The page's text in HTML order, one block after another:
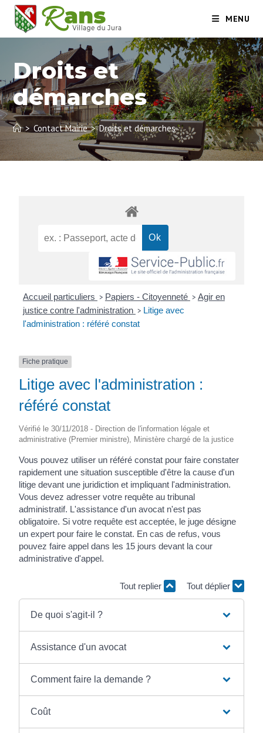
MENU
Droits et
démarches
> Contact Mairie > Droits et démarches
Accueil particuliers > Papiers - Citoyenneté > Agir en
justice contre l'administration > Litige avec
l'administration : référé constat
Fiche pratique
Litige avec l'administration :
référé constat
Vérifié le 30/11/2018 - Direction de l'information légale et
administrative (Premier ministre), Ministère chargé de la justice
Vous pouvez utiliser un référé constat pour faire constater
rapidement une situation susceptible d'être la cause d'un
litige devant une juridiction et impliquant l'administration.
Vous devez adresser votre requête au tribunal
administratif. L'assistance d'un avocat n'est pas
obligatoire. Si votre requête est acceptée, le juge désigne
un expert pour faire le constat. En cas de refus, vous
pouvez faire appel dans les 15 jours devant la cour
administrative d'appel.
Tout replier Tout déplier
De quoi s'agit-il ?
Assistance d'un avocat
Comment faire la demande ?
Coût